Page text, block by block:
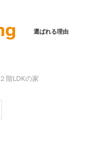
選ばれる理由
２階LDKの家